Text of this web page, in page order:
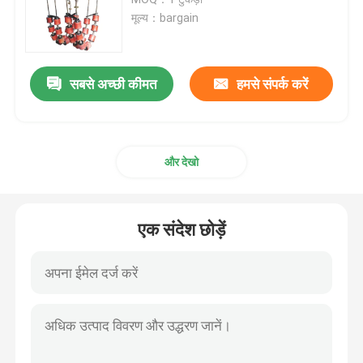
वेतन वेल्डर
मैंड्रेल पाइप झुकने वाली मशीन
मूल्य：bargain
सबसे अच्छी कीमत हमसे संपर्क करें
और देखो
एक संदेश छोड़ें